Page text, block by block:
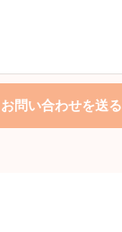
お問い合わせを送る